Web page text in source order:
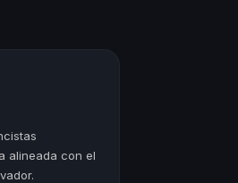
alineada con el